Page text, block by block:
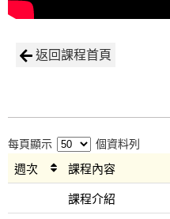
返回課程首頁
每頁顯示 個資料列
週次 課程內容
課程介紹